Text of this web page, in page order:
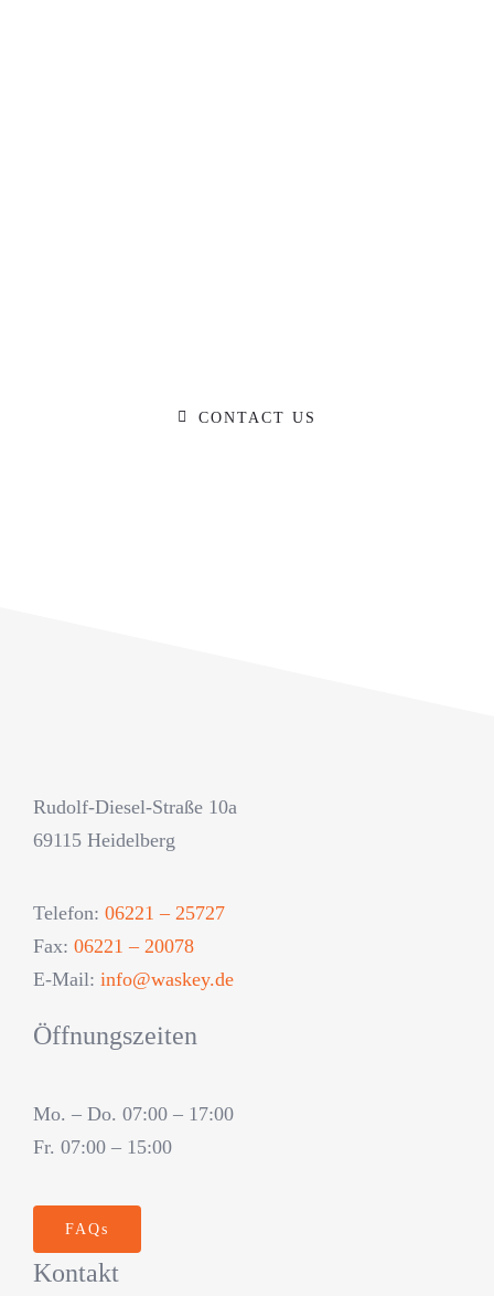
CONTACT US
Rudolf-Diesel-Straße 10a
69115 Heidelberg
Telefon: 06221 – 25727
Fax: 06221 – 20078
E-Mail: info@waskey.de
Öffnungszeiten
Mo. – Do. 07:00 – 17:00
Fr. 07:00 – 15:00
FAQs
Kontakt